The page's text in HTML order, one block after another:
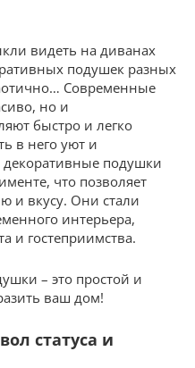
видеть на диванах
подушек разных
Современные
но и
быстро и легко
в него уют и
декоративные подушки
что позволяет
и вкусу. Они стали
интерьера,
и гостеприимства.
– это простой и
ваш дом!
статуса и